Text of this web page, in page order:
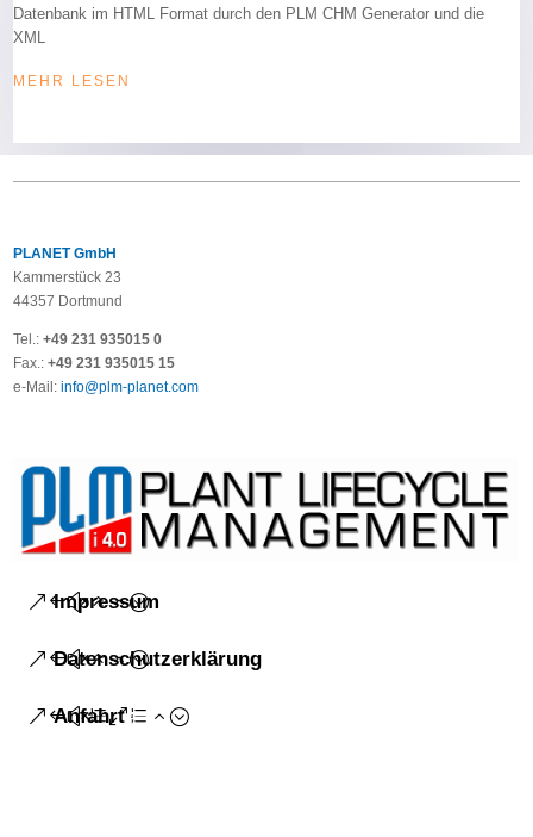
Datenbank im HTML Format durch den PLM CHM Generator und die
XML
MEHR LESEN
PLANET GmbH
Kammerstück 23
44357 Dortmund
Tel.:+49 231 935015 0
Fax.:+49 231 935015 15
e-Mail: info@plm-planet.com
Impressum
Datenschutzerklärung
Anfahrt